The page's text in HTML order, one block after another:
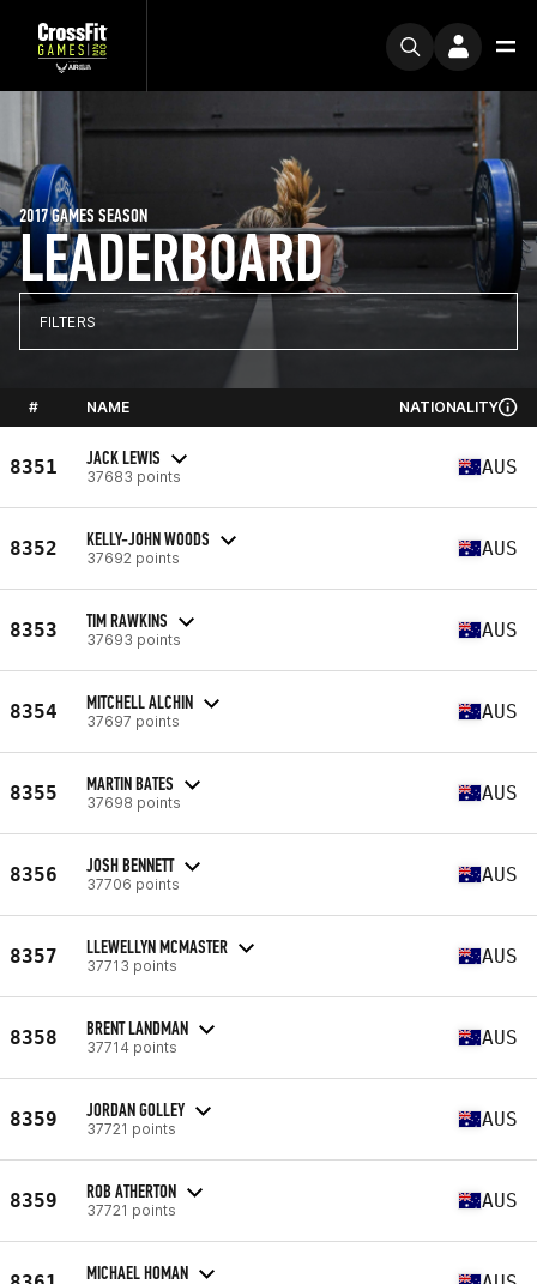
LEADERBOARD
2017 GAMES SEASON
FILTERS
# NAME NATIONALITY
8351 JACK LEWIS
37683 points AUS
8352 KELLY-JOHN WOODS
37692 points AUS
8353 TIM RAWKINS
37693 points AUS
8354 MITCHELL ALCHIN
37697 points AUS
8355 MARTIN BATES
37698 points AUS
8356 JOSH BENNETT
37706 points AUS
8357 LLEWELLYN MCMASTER
37713 points AUS
8358 BRENT LANDMAN
37714 points AUS
8359 JORDAN GOLLEY
37721 points AUS
8359 ROB ATHERTON
37721 points AUS
MICHAEL HOMAN